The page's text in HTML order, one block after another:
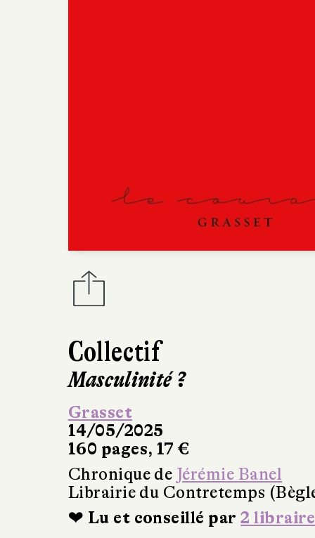
Collectif
Masculinité ?
Grasset
14/05/2025
160 pages, 17 €
Chronique de Jérémie Banel
Librairie du Contretemps
❤ Lu et conseillé par2